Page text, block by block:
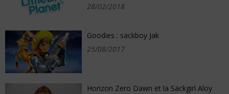
28/02/2018
Goodies : sackboy Jak
25/08/2017
Horizon Zero Dawn et la Sackgirl Aloy